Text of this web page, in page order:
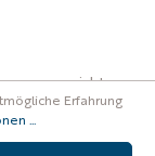
wenn nicht
Erfahrung
...